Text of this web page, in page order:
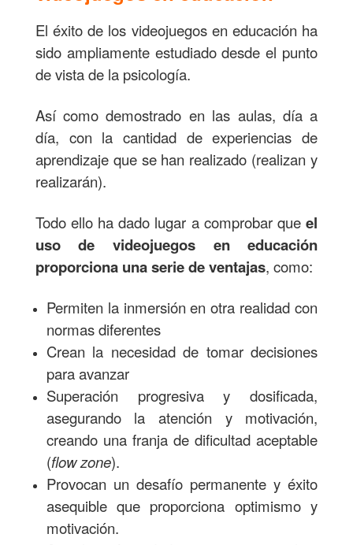
El éxito de los videojuegos en educación ha
sido ampliamente estudiado desde el punto
de vista de la psicología.
Así como demostrado en las aulas, día a
día, con la cantidad de experiencias de
aprendizaje que se han realizado (realizan y
realizarán).
Todo ello ha dado lugar a comprobar queel
uso de videojuegos en educación
proporciona una serie de ventajas, como:
Permiten la inmersión en otra realidad con
normas diferentes
Crean la necesidad de tomar decisiones
para avanzar
Superación progresiva y dosificada,
asegurando la atención y motivación,
creando una franja de dificultad aceptable
(flow zone).
Provocan un desafío permanente y éxito
asequible que proporciona optimismo y
motivación.